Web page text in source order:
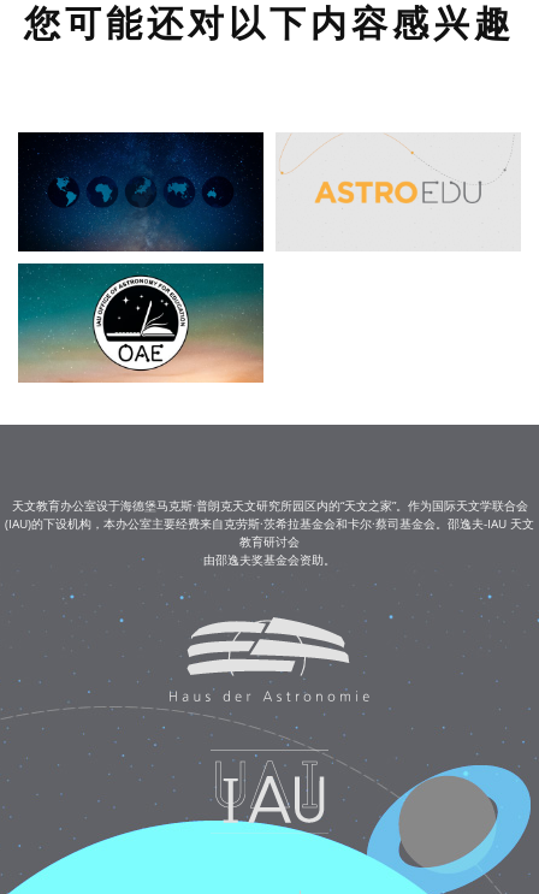
您可能还对以下内容感兴趣
天文教育办公室设于海德堡马克斯·普朗克天文研究所园区内的“天文之家”。作为国际天文学联合会
(IAU)的下设机构，本办公室主要经费来自克劳斯·茨希拉基金会和卡尔·蔡司基金会。邵逸夫-IAU 天文
教育研讨会
由邵逸夫奖基金会资助。